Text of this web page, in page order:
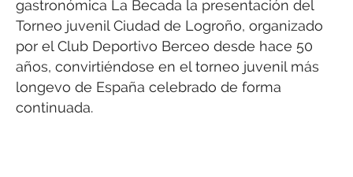
gastronómica La Becada la presentación del
Torneo juvenil Ciudad de Logroño, organizado
por el Club Deportivo Berceo desde hace 50
años, convirtiéndose en el torneo juvenil más
longevo de España celebrado de forma
continuada.